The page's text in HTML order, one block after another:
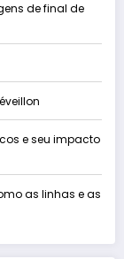
de final de
e seu impacto
as linhas e as